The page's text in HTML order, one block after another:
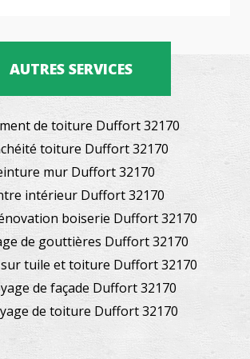
AUTRES SERVICES
de toiture Duffort 32170
toiture Duffort 32170
mur Duffort 32170
intérieur Duffort 32170
boiserie Duffort 32170
de gouttières Duffort 32170
tuile et toiture Duffort 32170
de façade Duffort 32170
de toiture Duffort 32170